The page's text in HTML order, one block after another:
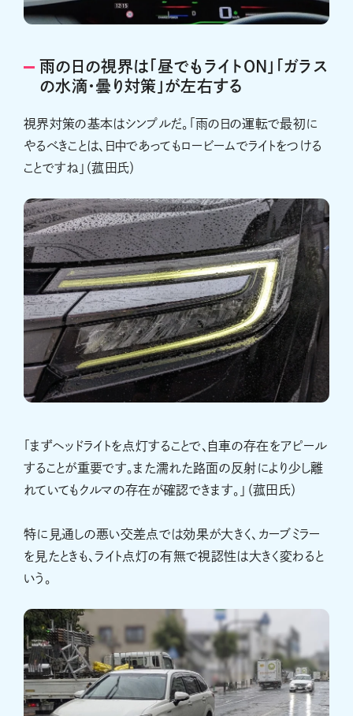
雨の日の視界は「昼でもライトON」「ガラス
の水滴・曇り対策」が左右する
視界対策の基本はシンプルだ。「雨の日の運転で最初に
やるべきことは、日中であってもロービームでライトをつける
ことですね」（菰田氏）
「まずヘッドライトを点灯することで、自車の存在をアピール
することが重要です。また濡れた路面の反射により少し離
れていてもクルマの存在が確認できます。」（菰田氏）
特に見通しの悪い交差点では効果が大きく、カーブミラー
を見たときも、ライト点灯の有無で視認性は大きく変わると
いう。